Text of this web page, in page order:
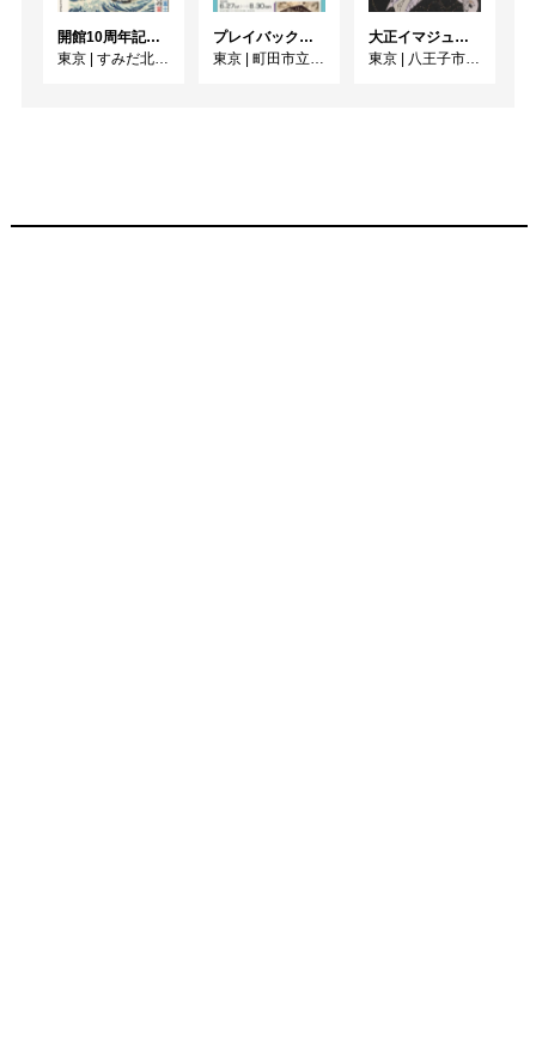
開館10周年記念 「北斎 広重 ふたりの富士、それぞれの富士」
東京 | すみだ北斎美術館
プレイバック！ミレニアム1991→2001 版画が／版画で越えた境界
東京 | 町田市立国際版画美術館
大正イマジュリィの世界
東京 | 八王子市夢美術館